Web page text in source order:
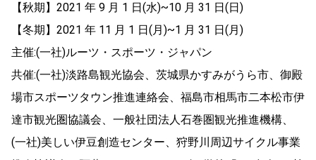
【秋期】2021 年 9 月 1 日(水)~10 月 31 日(日)
【冬期】2021 年 11 月 1 日(月)~1 月 31 日(月)
主催:(一社)ルーツ・スポーツ・ジャパン
共催:(一社)淡路島観光協会、茨城県かすみがうら市、御殿
場市スポーツタウン推進連絡会、福島市相馬市二本松市伊
達市観光圏協議会、一般社団法人石巻圏観光推進機構、
(一社)美しい伊豆創造センター、狩野川周辺サイクル事業